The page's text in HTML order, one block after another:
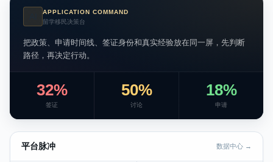
APPLICATION COMMAND
留学移民决策台
把政策、申请时间线、签证身份和真实经验放在同一屏，先判断
路径，再决定行动。
32%
签证
50%
讨论
18%
申请
平台脉冲 数据中心 →